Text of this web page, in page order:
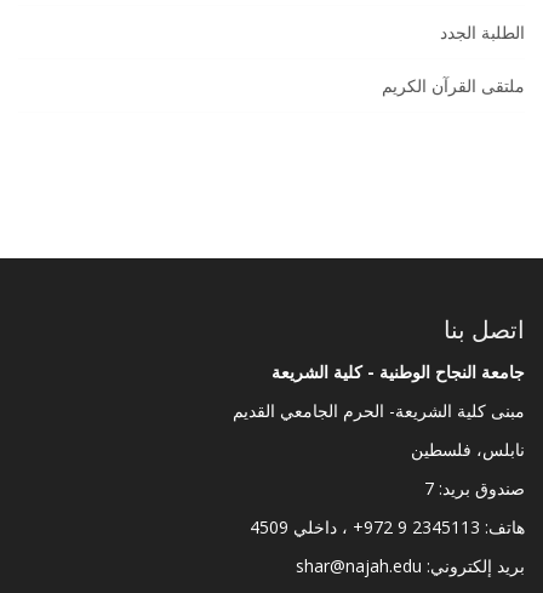
الطلبة الجدد
ملتقى القرآن الكريم
اتصل بنا
جامعة النجاح الوطنية - كلية الشريعة
مبنى كلية الشريعة- الحرم الجامعي القديم
نابلس، فلسطين
صندوق بريد: 7
هاتف: 2345113 9 972+ ، داخلي 4509
بريد إلكتروني: shar@najah.edu